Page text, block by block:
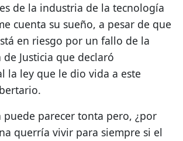
de la industria de la tecnología
cuenta su sueño, a pesar de que
en riesgo por un fallo de la
de Justicia que declaró
la ley que le dio vida a este
puede parecer tonta pero, ¿por
querría vivir para siempre si el